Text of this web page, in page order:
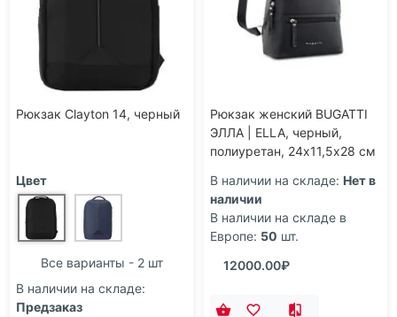
Рюкзак Clayton 14, черный
Цвет
Все варианты - 2 шт
В наличии на складе:
Предзаказ
Рюкзак женский BUGATTI
ЭЛЛА | ELLA, черный,
полиуретан, 24х11,5х28 см
В наличии на складе: Нет в
наличии
В наличии на складе в
Европе: 50 шт.
12000.00₽